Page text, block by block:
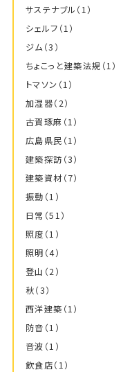
サステナブル （1）
シェルフ （1）
ジム（3）
ちょこっと建築法規 （1）
トマソン （1）
加湿器（2）
古賀琢麻 （1）
広島県民 （1）
建築探訪 （3）
建築資材（7）
振動 （1）
日常 （51）
照度 （1）
照明 （4）
登山 （2）
秋（3）
西洋建築 （1）
防音 （1）
音波 （1）
飲食店（1）